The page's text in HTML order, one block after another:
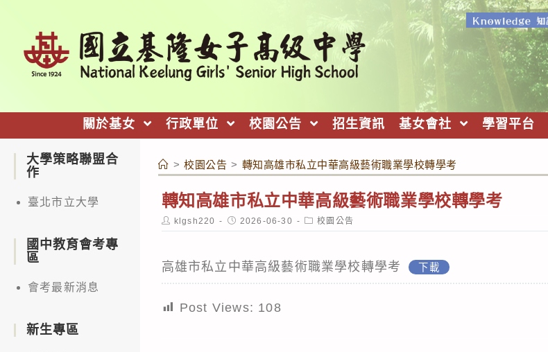
關於基女 行政單位 校園公告 招生資訊 基女會社 學習平台
> 校園公告 > 轉知高雄市私立中華高級藝術職業學校轉學考
轉知高雄市私立中華高級藝術職業學校轉學考
Post
author:
klgsh220
Post
published:
2026-06-30
Post
category:
校園公告
高雄市私立中華高級藝術職業學校轉學考 下載
Post Views: 108
大學策略聯盟合
作
臺北市立大學
國中教育會考專
區
會考最新消息
新生專區